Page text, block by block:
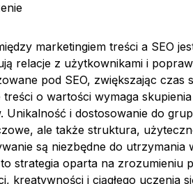
marketingiem treści a SEO
relacje z użytkownikami i
pod SEO, zwiększając
treści o wartości wymaga
Unikalność i dostosowanie do
ale także struktura,
są niezbędne do
strategia oparta na zrozumieniu
kreatywności i ciągłego uczenia